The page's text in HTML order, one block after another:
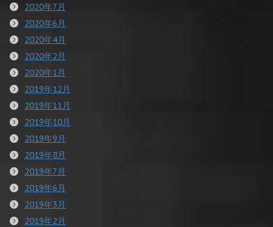
2020年7月
2020年6月
2020年4月
2020年2月
2020年1月
2019年12月
2019年11月
2019年10月
2019年9月
2019年8月
2019年7月
2019年6月
2019年3月
2019年2月